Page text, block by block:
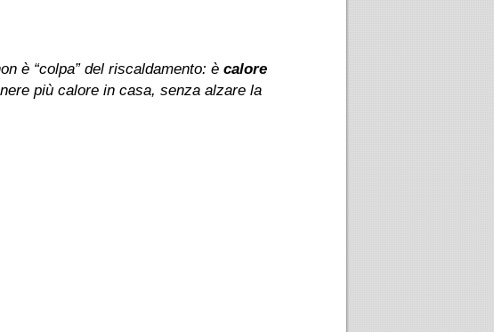
è “colpa” del riscaldamento: è calore
più calore in casa, senza alzare la